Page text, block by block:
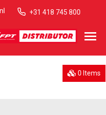
+31 418 745 800
0 Items